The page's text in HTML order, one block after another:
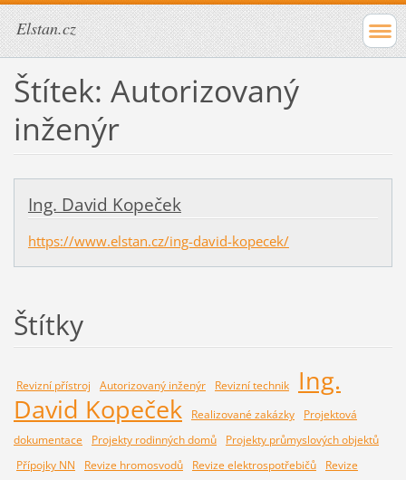
Elstan.cz
Štítek: Autorizovaný
inženýr
Ing. David Kopeček
https://www.elstan.cz/ing-david-kopecek/
Štítky
Revizní přístroj Autorizovaný inženýr Revizní technik
Ing.
David Kopeček
Realizované zakázky
Projektová
dokumentace
Projekty rodinných domů
Projekty průmyslových objektů
Přípojky NN
Revize hromosvodů Revize elektrospotřebičů
Revize